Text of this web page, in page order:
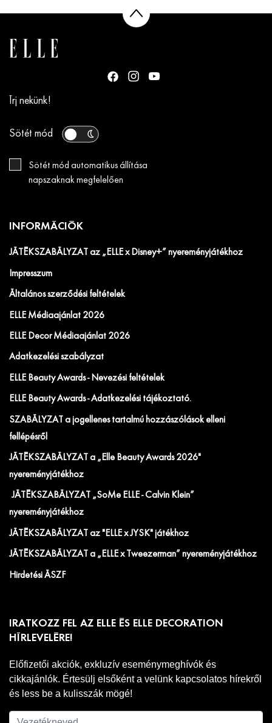
Írj nekünk!
Sötét mód
Sötét mód automatikus állítása
napszaknak megfelelően
INFORMÁCIÓK
JÁTÉKSZABÁLYZAT az „ELLE x Disney+” nyereményjátékhoz
Impresszum
Általános szerződési feltételek
ELLE Médiaajánlat 2026
ELLE Decor Médiaajánlat 2026
Adatkezelési szabályzat
ELLE Beauty Awards - Nevezési feltételek
ELLE Beauty Awards - Adatkezelési tájékoztató.
SZABÁLYZAT a jogellenes tartalmú hozzászólások elleni
fellépésről
JÁTÉKSZABÁLYZAT a „Elle Beauty Awards 2026"
nyereményjátékhoz
JÁTÉKSZABÁLYZAT „SoMe ELLE - Calvin Klein”
nyereményjátékhoz
JÁTÉKSZABÁLYZAT az "ELLE x JYSK" játékhoz
JÁTÉKSZABÁLYZAT a „ELLE x Tweezerman” nyereményjátékhoz
Hirdetési ÁSZF
IRATKOZZ FEL AZ ELLE ÉS ELLE DECORATION
HÍRLEVELÉRE!
Előfizetői akciók, exkluzív eseménymeghívók és
cikkajánlók. Értesülj elsőként a velünk kapcsolatos hírekről
és less be a kulisszák mögé!